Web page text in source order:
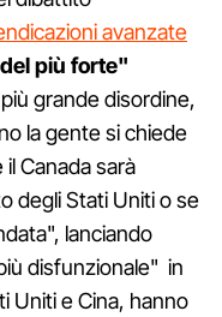
avanzate
più forte"
grande disordine,
la gente si chiede
Canada sarà
degli Stati Uniti o se
lanciando
disfunzionale" in
Uniti e Cina, hanno